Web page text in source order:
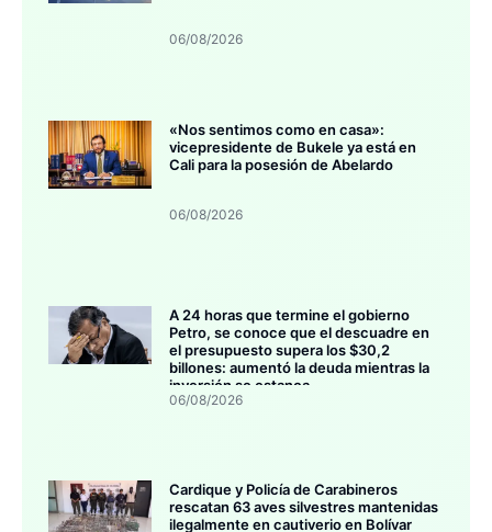
06/08/2026
«Nos sentimos como en casa»:
vicepresidente de Bukele ya está en
Cali para la posesión de Abelardo
06/08/2026
A 24 horas que termine el gobierno
Petro, se conoce que el descuadre en
el presupuesto supera los $30,2
billones: aumentó la deuda mientras la
inversión se estanca
06/08/2026
Cardique y Policía de Carabineros
rescatan 63 aves silvestres mantenidas
ilegalmente en cautiverio en Bolívar